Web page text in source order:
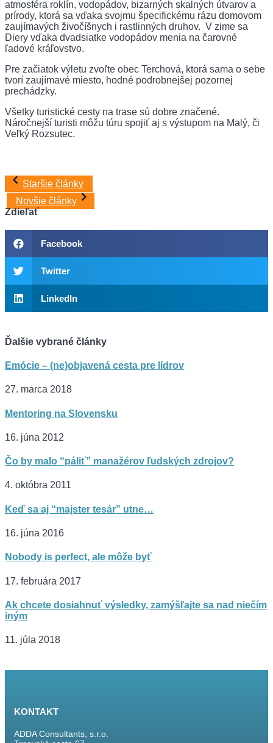
atmosféra roklín, vodopádov, bizarných skalných útvarov a
prírody, ktorá sa vďaka svojmu špecifickému rázu domovom
zaujímavých živočíšnych i rastlinných druhov. V zime sa
Diery vďaka dvadsiatke vodopádov menia na čarovné
ľadové kráľovstvo.
Pre začiatok výletu zvoľte obec Terchová, ktorá sama o sebe
tvorí zaujímavé miesto, hodné podrobnejšej pozornej
prechádzky.
Všetky turistické cesty na trase sú dobre značené.
Náročnejší turisti môžu túru spojiť aj s výstupom na Malý, či
Veľký Rozsutec.
Navigácia
v
článku
Staršie články
Novšie články
Zdieľať
Facebook
Twitter
LinkedIn
Ďalšie vybrané články
Emócie – (ne)objavená cesta pre lídrov
27. marca 2018
Mentoring na Slovensku
16. júna 2012
Čo by malo “páliť” manažérov ľudských zdrojov?
4. októbra 2011
Keď sa aj “majster tesár” utne…
16. júna 2016
Nobody is perfect, ale môže byť
17. februára 2017
Ak chcete dosiahnuť výsledky, zamýšľajte sa nad niečím
iným
11. júla 2018
KONTAKT
ADDA Consultants, s.r.o.